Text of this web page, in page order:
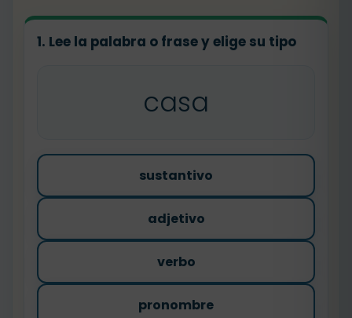
1. Lee la palabra o frase y elige su tipo
casa
sustantivo
adjetivo
verbo
pronombre